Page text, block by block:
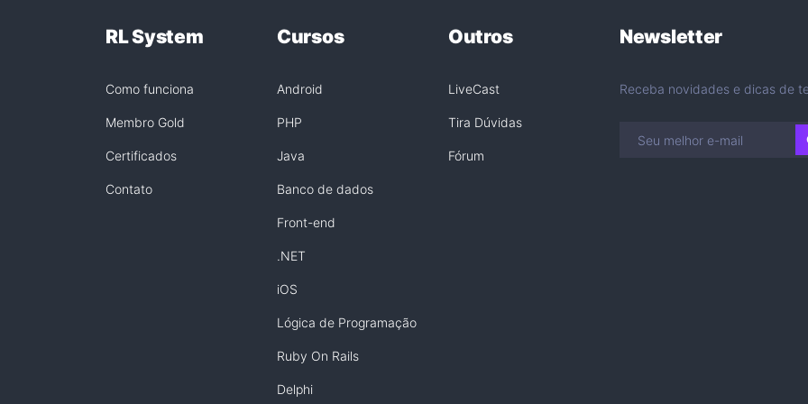
RL System
Como funciona
Membro Gold
Certificados
Contato
Cursos
Android
PHP
Java
Banco de dados
Front-end
.NET
iOS
Lógica de Programação
Ruby On Rails
Delphi
Outros
LiveCast
Tira Dúvidas
Fórum
Newsletter
Receba novidades e dicas de